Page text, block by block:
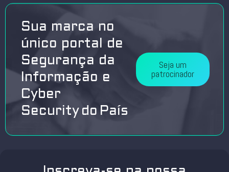
Sua marca no
único portal de
Segurança da
Informação e
Cyber
Security do País
Seja um
patrocinador